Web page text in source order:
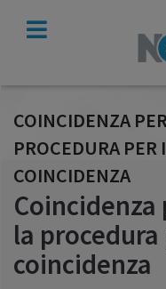
COINCIDENZA
PROCEDURA PER
COINCIDENZA
la
coincidenza